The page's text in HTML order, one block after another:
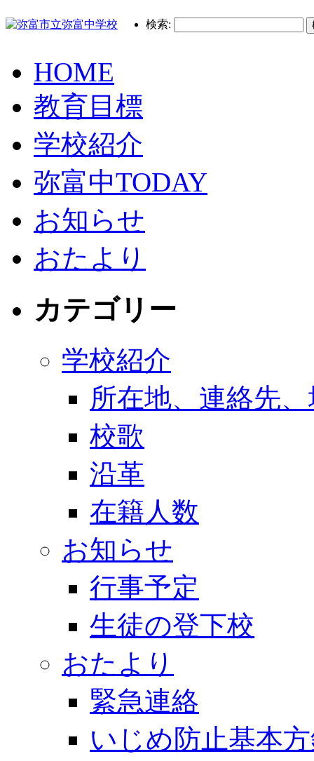
検索:
HOME
教育目標
学校紹介
弥富中TODAY
お知らせ
おたより
カテゴリー
学校紹介
所在地、連絡先
校歌
沿革
在籍人数
お知らせ
行事予定
生徒の登下校
おたより
緊急連絡
いじめ防止基本